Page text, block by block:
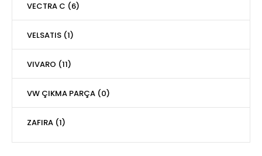
VECTRA C (6)
VELSATIS (1)
VIVARO (11)
VW ÇIKMA PARÇA (0)
ZAFIRA (1)